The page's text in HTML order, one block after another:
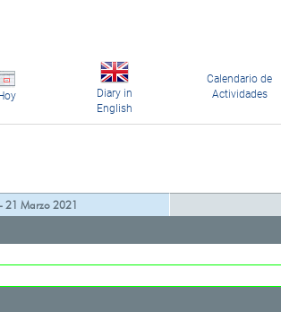
Diary in
English
Calendario de
Actividades
21 Marzo 2021